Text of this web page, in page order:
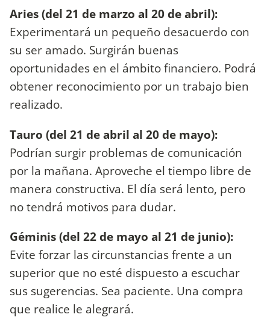
Aries (del 21 de marzo al 20 de abril):
Experimentará un pequeño desacuerdo con
su ser amado. Surgirán buenas
oportunidades en el ámbito financiero. Podrá
obtener reconocimiento por un trabajo bien
realizado.
Tauro (del 21 de abril al 20 de mayo):
Podrían surgir problemas de comunicación
por la mañana. Aproveche el tiempo libre de
manera constructiva. El día será lento, pero
no tendrá motivos para dudar.
Géminis (del 22 de mayo al 21 de junio):
Evite forzar las circunstancias frente a un
superior que no esté dispuesto a escuchar
sus sugerencias. Sea paciente. Una compra
que realice le alegrará.